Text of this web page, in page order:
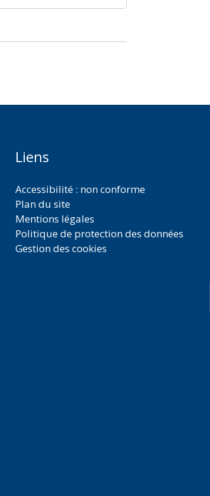
Liens
Accessibilité : non conforme
Plan du site
Mentions légales
Politique de protection des données
Gestion des cookies